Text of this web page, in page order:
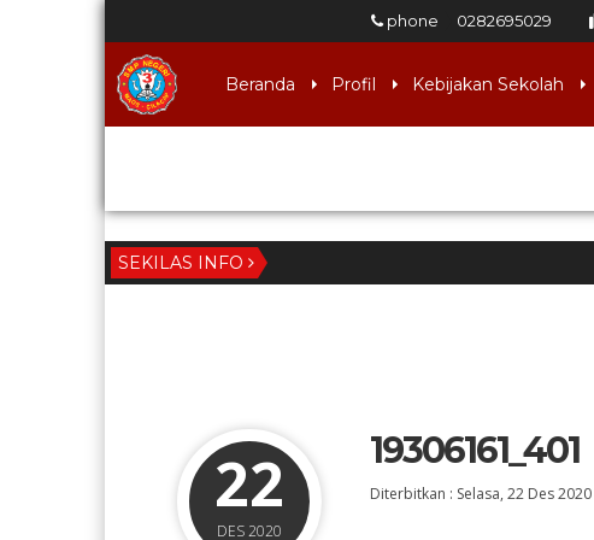
phone 0282695029
Beranda Profil Kebijakan Sekolah
SEKILAS INFO
22
DES 2020
19306161_401
Diterbitkan : Selasa, 22 Des 2020